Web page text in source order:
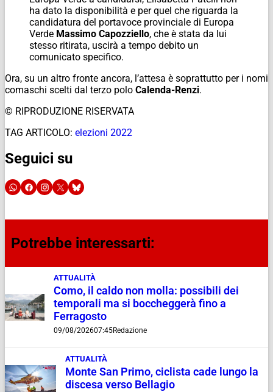
ha dato la disponibilità e per quel che riguarda la
candidatura del portavoce provinciale di Europa
Verde Massimo Capozziello, che è stata da lui
stesso ritirata, uscirà a tempo debito un
comunicato specifico.
Ora, su un altro fronte ancora, l’attesa è soprattutto per i nomi
comaschi scelti dal terzo polo Calenda-Renzi.
© RIPRODUZIONE RISERVATA
TAG ARTICOLO: elezioni 2022
Seguici su
Potrebbe interessarti:
ATTUALITÀ
Como, il caldo non molla: possibili dei
temporali ma si boccheggerà fino a
Ferragosto
09/08/202607:45Redazione
ATTUALITÀ
Monte San Primo, ciclista cade lungo la
discesa verso Bellagio